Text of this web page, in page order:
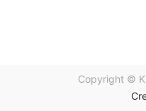
Copyright ©